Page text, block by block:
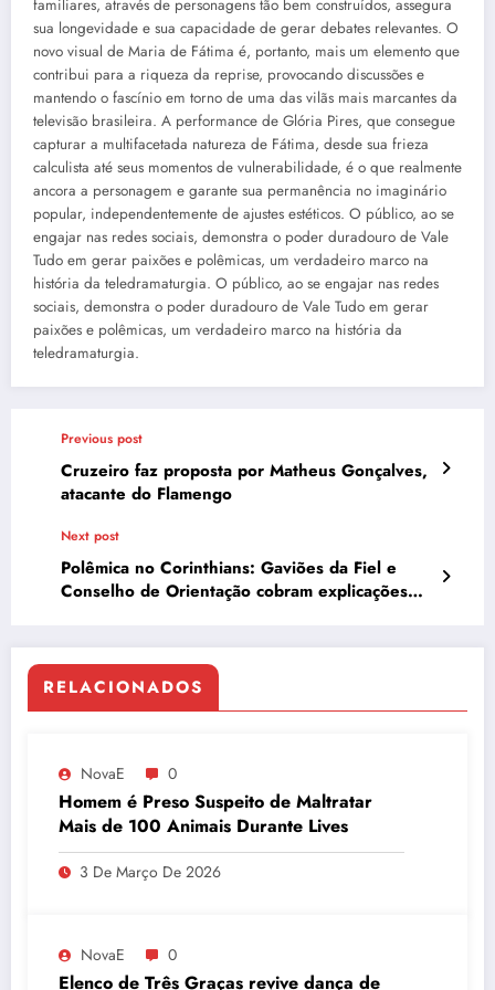
familiares, através de personagens tão bem construídos, assegura
sua longevidade e sua capacidade de gerar debates relevantes. O
novo visual de Maria de Fátima é, portanto, mais um elemento que
contribui para a riqueza da reprise, provocando discussões e
mantendo o fascínio em torno de uma das vilãs mais marcantes da
televisão brasileira. A performance de Glória Pires, que consegue
capturar a multifacetada natureza de Fátima, desde sua frieza
calculista até seus momentos de vulnerabilidade, é o que realmente
ancora a personagem e garante sua permanência no imaginário
popular, independentemente de ajustes estéticos. O público, ao se
engajar nas redes sociais, demonstra o poder duradouro de Vale
Tudo em gerar paixões e polêmicas, um verdadeiro marco na
história da teledramaturgia. O público, ao se engajar nas redes
sociais, demonstra o poder duradouro de Vale Tudo em gerar
paixões e polêmicas, um verdadeiro marco na história da
teledramaturgia.
Previous post
Cruzeiro faz proposta por Matheus Gonçalves,
atacante do Flamengo
Next post
Polêmica no Corinthians: Gaviões da Fiel e
Conselho de Orientação cobram explicações
RELACIONADOS
NovaE 0
Homem é Preso Suspeito de Maltratar
Mais de 100 Animais Durante Lives
3 De Março De 2026
NovaE 0
Elenco de Três Graças revive dança de